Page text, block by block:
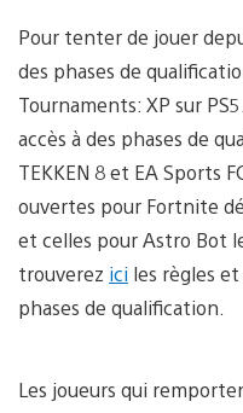
Pour tenter de jouer
des phases de
Tournaments: XP sur
accès à des phases de
TEKKEN 8 et EA Sports
ouvertes pour Fortnite
et celles pour Astro Bot
trouverez ici les règles
phases de qualification.
Les joueurs qui